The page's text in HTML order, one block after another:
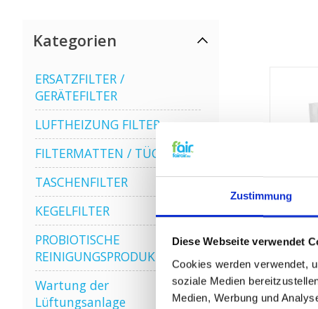
Zustimmung
Diese Webseite verwendet
Cookies werden verwendet,
soziale Medien
Medien, Werbung und
Kategorien
ERSATZFILTER /
GERÄTEFILTER
LUFTHEIZUNG FILTER
FILTERMATTEN / TÜCHER
TASCHENFILTER
KEGELFILTER
PROBIOTISCHE
REINIGUNGSPRODUKTE
Wartung der
Lüftungsanlage